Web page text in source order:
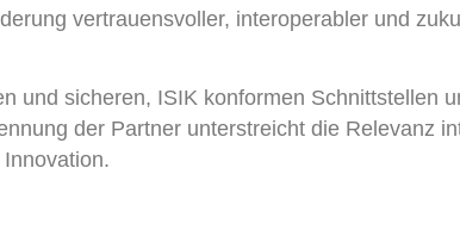
vertrauensvoller, interoperabler und
und sicheren, ISIK konformen Schnittstellen
der Partner unterstreicht die Relevanz